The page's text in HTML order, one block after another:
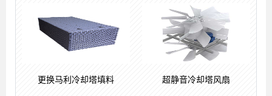
更换马利冷却塔填料 超静音冷却塔风扇